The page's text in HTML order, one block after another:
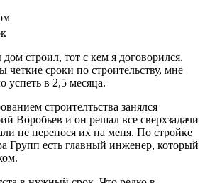
строил, тот с кем я договорился.
четкие сроки по строительству, мне
успеть в 2,5 месяца.
строителтьства занялся
Воробьев и он решал все сверхзадачи
не перенося их на меня. По стройке
Групп есть главный инженер, который